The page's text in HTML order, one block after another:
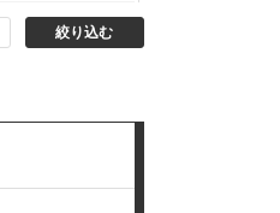
絞り込む